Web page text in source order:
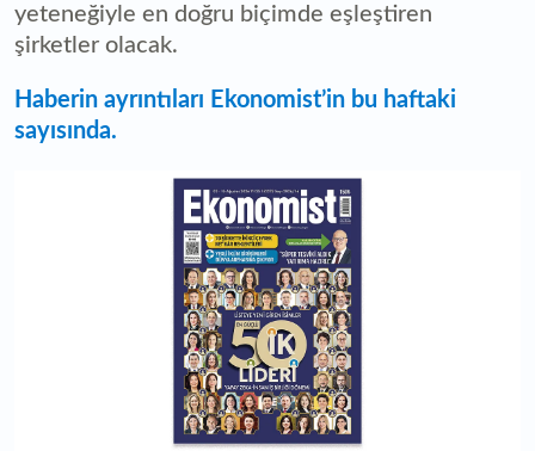
yeteneğiyle en doğru biçimde eşleştiren
şirketler olacak.
Haberin ayrıntıları Ekonomist’in bu haftaki
sayısında.